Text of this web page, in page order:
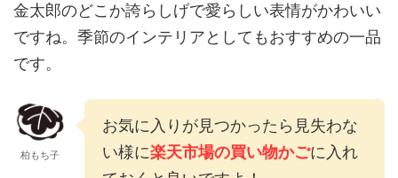
金太郎のどこか誇らしげで愛らしい表情がかわいい
ですね。季節のインテリアとしてもおすすめの一品
です。
柏もち子
お気に入りが見つかったら見失わな
い様に楽天市場の買い物かごに入れ